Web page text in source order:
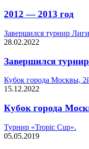
2012 — 2013 год
Завершился турнир
28.02.2022
Завершился
Кубок города Москвы,
15.12.2022
Кубок города
Турнир «Tropic Cup».
05.05.2019